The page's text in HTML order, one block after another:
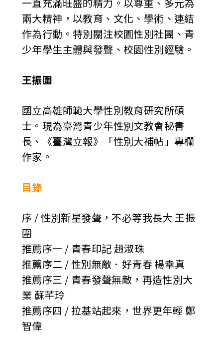
兩大精神，以教育、文化、學術、連結
作為行動。特別關注校園性別社團、青
少年學生主體與發聲、校園性別經驗。
王振圍
國立高雄師範大學性別教育研究所碩
士。現為臺灣青少年性別文教會秘書
長、《臺灣立報》「性別大補帖」專欄
作家。
目錄
序 / 性別新星發聲，不必等我長大 王振
圍
推薦序一 / 青春印記 趙淑珠
推薦序二 / 性別無敵．好青春 楊幸真
推薦序三 / 青春發聲無敵，再造性別大
業 蘇芊玲
推薦序四 / 拉基站起來，世界更年輕 鄭
智偉